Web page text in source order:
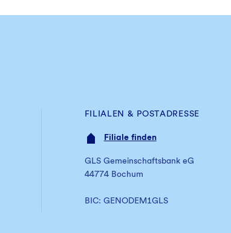
FILIALEN & POSTADRESSE
Filiale finden
GLS Gemeinschaftsbank eG
44774 Bochum
BIC: GENODEM1GLS